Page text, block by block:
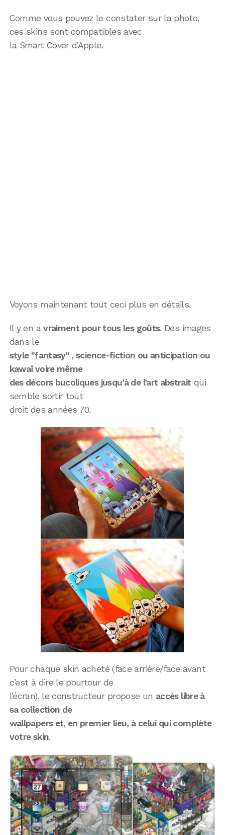
Comme vous pouvez le constater sur la photo,
ces skins sont compatibles avec
la Smart Cover d’Apple.
Voyons maintenant tout ceci plus en détails.
Il y en avraiment pour tous les goûts. Des images
dans le
style "fantasy" , science-fiction ou anticipation ou
kawaï voire même
des décors bucoliques jusqu’à de l’art abstrait qui
semble sortir tout
droit des années 70.
Pour chaque skin acheté (face arrière/face avant
c’est à dire le pourtour de
l’écran), le constructeur propose un accès libre à
sa collection de
wallpapers et, en premier lieu, à celui qui complète
votre skin.